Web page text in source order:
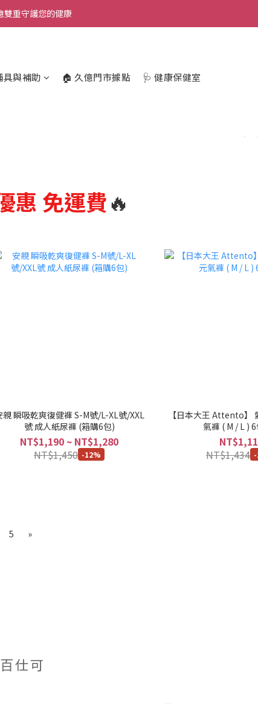
雙重守護您的健康
與補助 🏠 久億門市據點 🩺 健康保健室
惠 免運費🔥
親 瞬吸乾爽復健褲 S-M號/L-XL號/XXL
號 成人紙尿褲 (箱購6包)
NT$1,190 ~ NT$1,280
NT$1,450 -12%
【日本大王 Attento】
氣褲
NT$1,434
5 »
仕可